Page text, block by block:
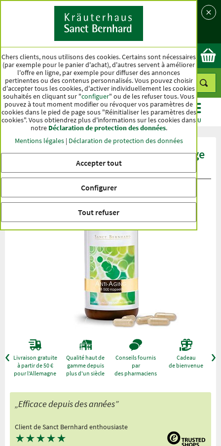
Pays
Ok
CATÉGORIES OFFRES BEST-SELLER MENU
Évaluation du produit Gélules anti-âge
SB 500
Livraison gratuite
à partir de 50 €
pour l'Allemagne
Qualité haut de
gamme depuis
plus d'un siècle
Conseils fournis
par
des pharmaciens
Cadeau
de bienvenue
„Efficace depuis des années”
Client de Sanct Bernhard enthousiaste
★★★★★
Chers clients, nous utilisons des cookies. Certains sont nécessaires
(par exemple pour le panier d'achat), d'autres servent à améliorer
l'offre en ligne, par exemple pour diffuser des annonces
pertinentes ou des contenus personnalisés. Vous pouvez choisir
d'accepter tous les cookies, d'activer individuellement les cookies
souhaités en cliquant sur "configuer" ou de les refuser tous. Vous
pouvez à tout moment modifier ou révoquer vos paramètres de
cookies dans le pied de page sous "Réinitialiser les paramètres des
cookies". Vous obtiendrez plus d'informations sur les cookies dans
notre Déclaration de protection des données.
Mentions légales| Déclaration de protection des données
Accepter tout
Configurer
Tout refuser